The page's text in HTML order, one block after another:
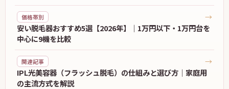
価格帯別
安い脱毛器おすすめ5選【2026年】｜1万円以下・1万円台を
中心に9機を比較
→
関連記事
IPL光美容器（フラッシュ脱毛）の仕組みと選び方｜家庭用
の主流方式を解説
→